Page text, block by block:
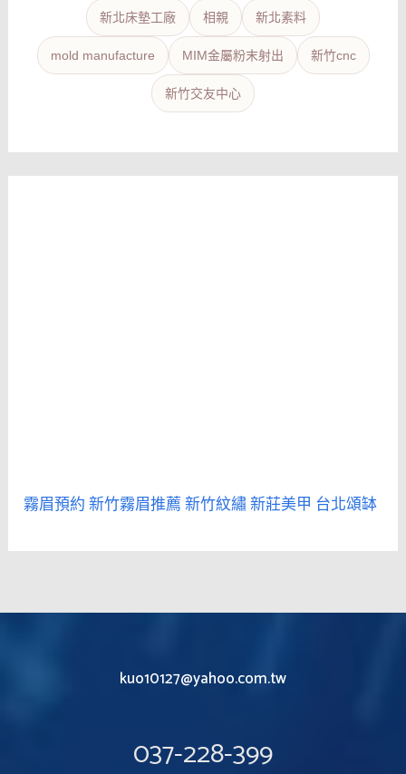
新北床墊工廠 相親 新北素料
mold manufacture MIM金屬粉末射出 新竹cnc
新竹交友中心
霧眉預約新竹霧眉推薦新竹紋繡新莊美甲 台北頌缽
kuo10127@yahoo.com.tw
037-228-399